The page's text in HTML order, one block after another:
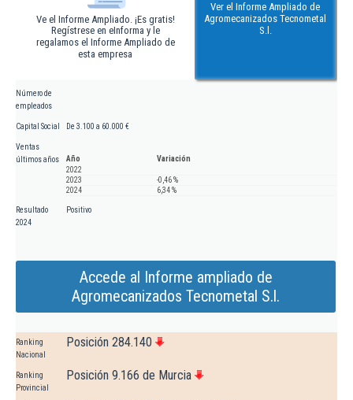
Ve el Informe Ampliado. ¡Es gratis!
Regístrese en eInforma y le
regalamos el Informe Ampliado de
esta empresa
Ver el Informe Ampliado de
Agromecanizados Tecnometal
S.l.
Número de
empleados
Capital Social De 3.100 a 60.000 €
Ventas
últimos años
Año
Variación
2022
2023
-0,46 %
2024
6,34 %
Resultado
2024
Positivo
Accede al Informe ampliado de
Agromecanizados Tecnometal S.l.
Ranking
Nacional
Posición 284.140
Ranking
Provincial
Posición 9.166 de Murcia